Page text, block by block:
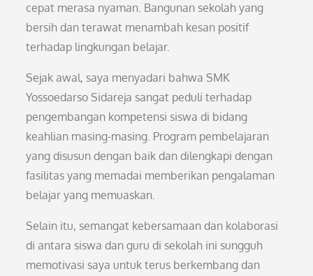
cepat merasa nyaman. Bangunan sekolah yang
bersih dan terawat menambah kesan positif
terhadap lingkungan belajar.
Sejak awal, saya menyadari bahwa SMK
Yossoedarso Sidareja sangat peduli terhadap
pengembangan kompetensi siswa di bidang
keahlian masing-masing. Program pembelajaran
yang disusun dengan baik dan dilengkapi dengan
fasilitas yang memadai memberikan pengalaman
belajar yang memuaskan.
Selain itu, semangat kebersamaan dan kolaborasi
di antara siswa dan guru di sekolah ini sungguh
memotivasi saya untuk terus berkembang dan